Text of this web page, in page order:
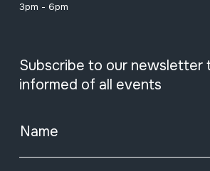
3pm - 6pm
Subscribe to our newsletter
informed of all events
Name